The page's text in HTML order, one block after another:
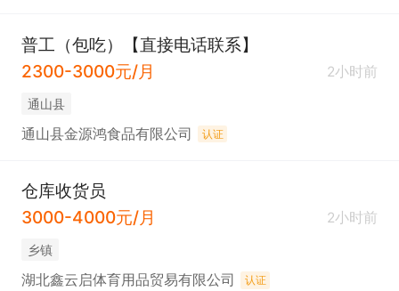
普工（包吃）【直接电话联系】
2300-3000元/月
2小时前
通山县
通山县金源鸿食品有限公司 认证
仓库收货员
3000-4000元/月
2小时前
乡镇
湖北鑫云启体育用品贸易有限公司 认证